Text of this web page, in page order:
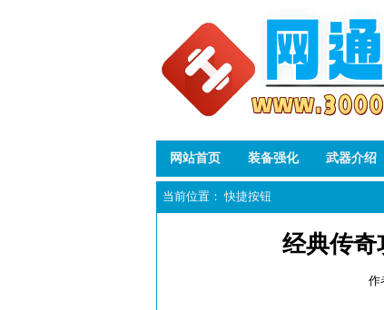
网站首页 装备强化 武器介绍
当前位置：快捷按钮
经典传奇
作